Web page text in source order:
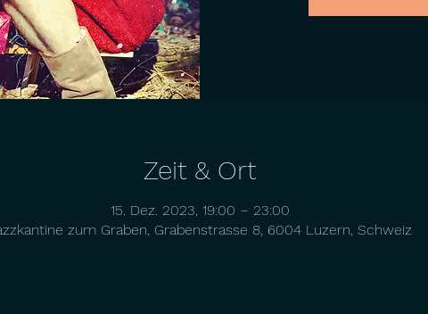
Zeit & Ort
15. Dez. 2023, 19:00 – 23:00
zum Graben, Grabenstrasse 8, 6004 Luzern, Schweiz